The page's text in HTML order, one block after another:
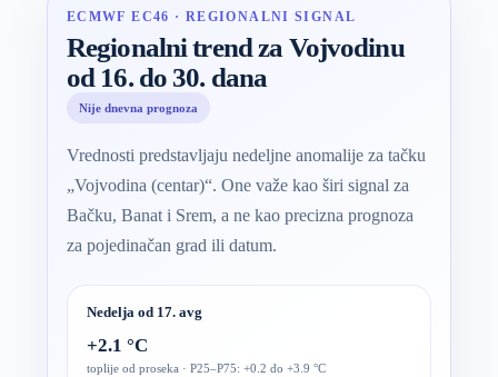
ECMWF EC46 · REGIONALNI SIGNAL
Regionalni trend za Vojvodinu
od 16. do 30. dana
Nije dnevna prognoza
Vrednosti predstavljaju nedeljne anomalije za tačku
„Vojvodina (centar)“. One važe kao širi signal za
Bačku, Banat i Srem, a ne kao precizna prognoza
za pojedinačan grad ili datum.
Nedelja od 17. avg
+2.1 °C
toplije od proseka · P25–P75: +0.2 do +3.9 °C